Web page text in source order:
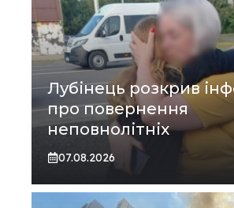
Лубінець розкрив
про повернення
неповнолітніх
07.08.2026